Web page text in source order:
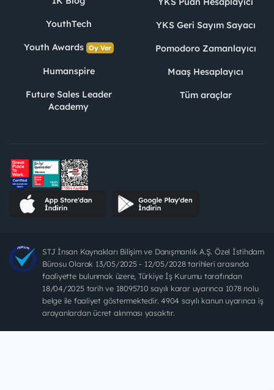
YouthTech
Youth Awards Oy Ver
Humanspire
Future Sales Leader
Academy
YKS Geri Sayım Sayacı
Pomodoro Zamanlayıcı
Maaş Hesaplayıcı
Tüm araçlar
STJ İnsan Kaynakları Bilişim ve Danışmanlık A.Ş. Özel İstihdam
Bürosu Olarak 13/05/2025 - 12/05/2028 tarihleri arasında
faaliyette bulunmak üzere, Türkiye İş Kurumu tarafından
18/04/2025 tarih ve 18095710 sayılı karar uyarınca 1078 nolu
belge ile faaliyet göstermektedir. 4904 sayılı kanun uyarınca iş
arayanlardan ücret alınması yasaktır.